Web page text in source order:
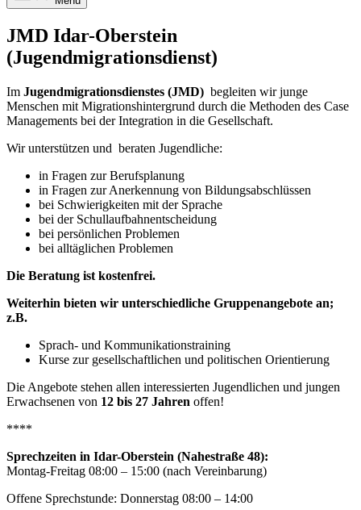
JMD Idar-Oberstein
(Jugendmigrationsdienst)
Im Jugendmigrationsdienstes (JMD) begleiten wir junge
Menschen mit Migrationshintergrund durch die Methoden des Case
Managements bei der Integration in die Gesellschaft.
Wir unterstützen und beraten Jugendliche:
in Fragen zur Berufsplanung
in Fragen zur Anerkennung von Bildungsabschlüssen
bei Schwierigkeiten mit der Sprache
bei der Schullaufbahnentscheidung
bei persönlichen Problemen
bei alltäglichen Problemen
Die Beratung ist kostenfrei.
Weiterhin bieten wir unterschiedliche Gruppenangebote an;
z.B.
Sprach- und Kommunikationstraining
Kurse zur gesellschaftlichen und politischen Orientierung
Die Angebote stehen allen interessierten Jugendlichen und jungen
Erwachsenen von 12 bis 27 Jahren offen!
****
Sprechzeiten in Idar-Oberstein (Nahestraße 48):
Montag-Freitag 08:00 – 15:00 (nach Vereinbarung)
Offene Sprechstunde: Donnerstag 08:00 – 14:00